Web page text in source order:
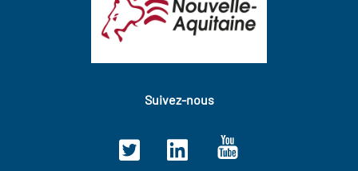
Suivez-nous